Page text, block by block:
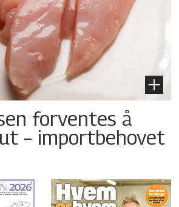
forventes å
– importbehovet